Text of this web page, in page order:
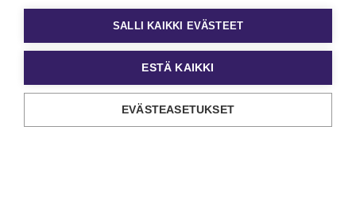
SALLI KAIKKI EVÄSTEET
ESTÄ KAIKKI
EVÄSTEASETUKSET